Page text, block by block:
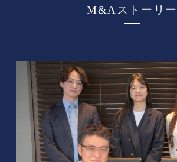
M&Aストーリー